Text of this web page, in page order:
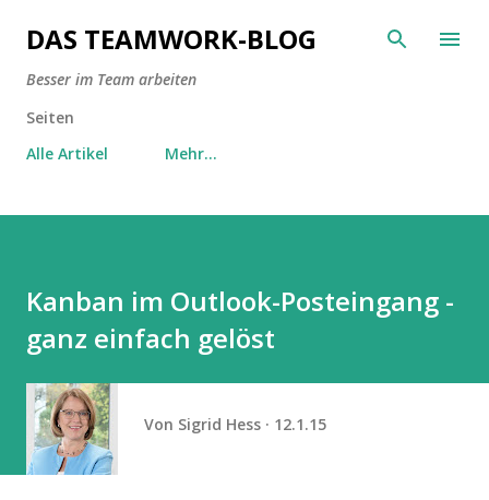
Direkt zum Hauptbereich
DAS TEAMWORK-BLOG
Besser im Team arbeiten
Seiten
Alle Artikel
Mehr…
Kanban im Outlook-Posteingang -
ganz einfach gelöst
Von Sigrid Hess 12.1.15